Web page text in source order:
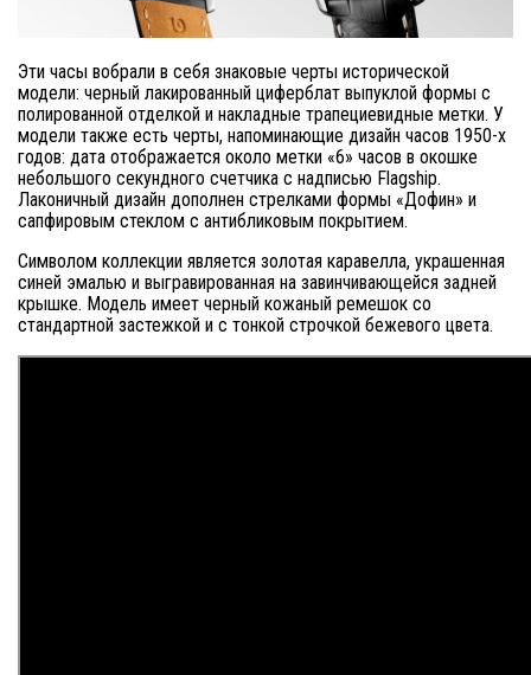
Эти часы вобрали в себя знаковые черты исторической
модели: черный лакированный циферблат выпуклой формы с
полированной отделкой и накладные трапециевидные метки. У
модели также есть черты, напоминающие дизайн часов 1950-х
годов: дата отображается около метки «6» часов в окошке
небольшого секундного счетчика с надписью Flagship.
Лаконичный дизайн дополнен стрелками формы «Дофин» и
сапфировым стеклом с антибликовым покрытием.
Символом коллекции является золотая каравелла, украшенная
синей эмалью и выгравированная на завинчивающейся задней
крышке. Модель имеет черный кожаный ремешок со
стандартной застежкой и с тонкой строчкой бежевого цвета.